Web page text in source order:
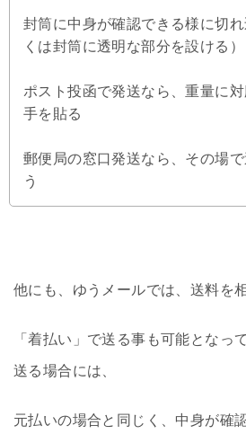
封筒に中身が確認できる様に切
くは封筒に透明な部分を設ける）
ポスト投函で発送なら、重量に
手を貼る
郵便局の窓口発送なら、その場
う
他にも、ゆうメールでは、送料を
「着払い」で送る事も可能となっ
送る場合には、
元払いの場合と同じく、中身が確